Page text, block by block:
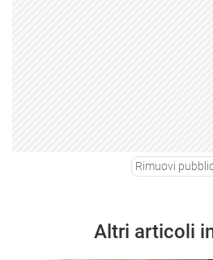
Rimuovi
Altri articoli